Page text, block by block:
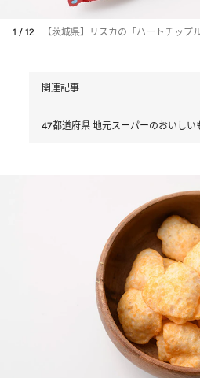
1 / 12 【茨城県】リスカの「ハートチップ
関連記事
47都道府県 地元スーパーのおいしい